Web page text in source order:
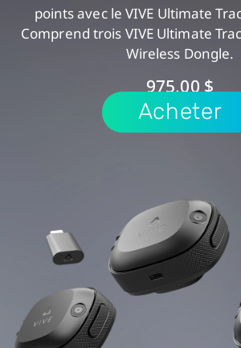
points avec le VIVE Ultimate
Comprend trois VIVE Ultimate
Wireless Dongle.
975,00 $
Acheter